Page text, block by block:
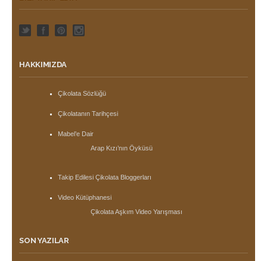
HAKKIMIZDA
Çikolata Sözlüğü
Çikolatanın Tarihçesi
Mabel’e Dair
Arap Kızı’nın Öyküsü
Takip Edilesi Çikolata Bloggerları
Video Kütüphanesi
Çikolata Aşkım Video Yarışması
SON YAZILAR